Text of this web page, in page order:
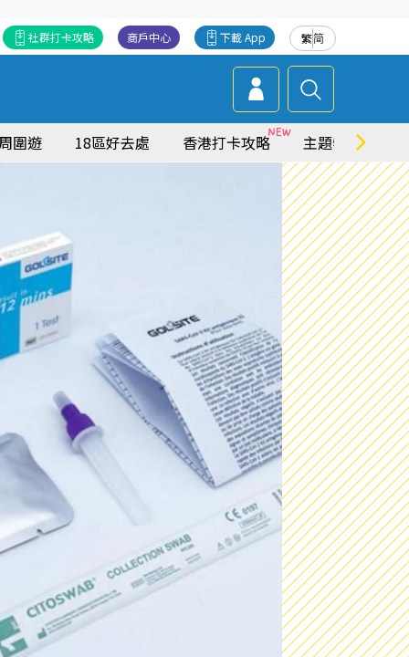
繁简
下載 App
商戶中心
社群打卡攻略
圍遊 18區好去處 香港打卡攻略 主題特集